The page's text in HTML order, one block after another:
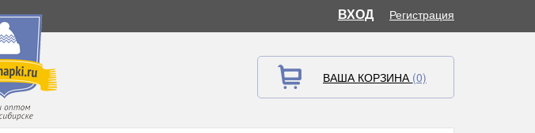
ВХОД Регистрация
ВАША КОРЗИНА (0)